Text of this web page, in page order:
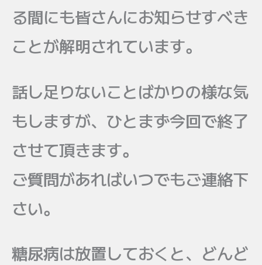
る間にも皆さんにお知らせすべき
ことが解明されています。
話し足りないことばかりの様な気
もしますが、ひとまず今回で終了
させて頂きます。
ご質問があればいつでもご連絡下
さい。
糖尿病は放置しておくと、どんど